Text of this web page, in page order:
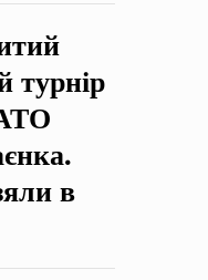
про збір ідей
турнір
в